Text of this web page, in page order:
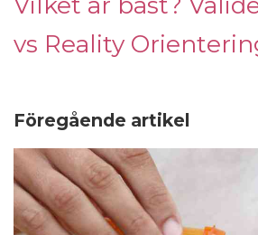
vs Reality
Föregående artikel